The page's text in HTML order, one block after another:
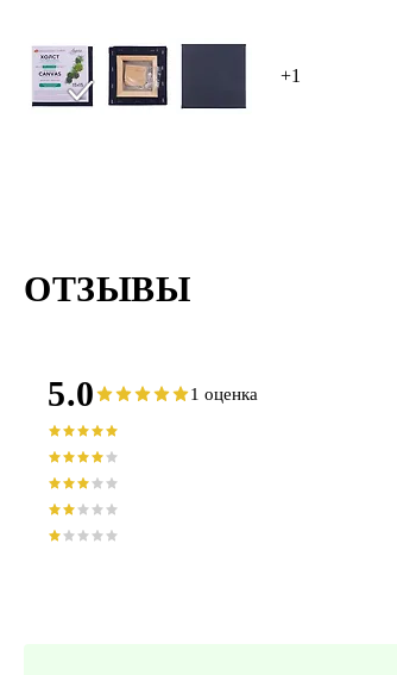
+1
ОТЗЫВЫ
5.0 1 оценка